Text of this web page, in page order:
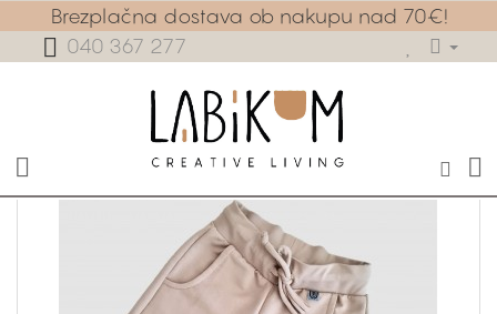
Brezplačna dostava ob nakupu nad 70€!
040 367 277